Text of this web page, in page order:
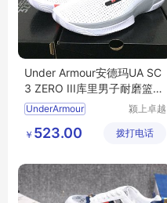
Under Armour安德玛UA SC
3 ZERO III库里男子耐磨篮球
鞋3022048
UnderArmour
颍上卓越
有限公司
￥ 523.00 拨打电话